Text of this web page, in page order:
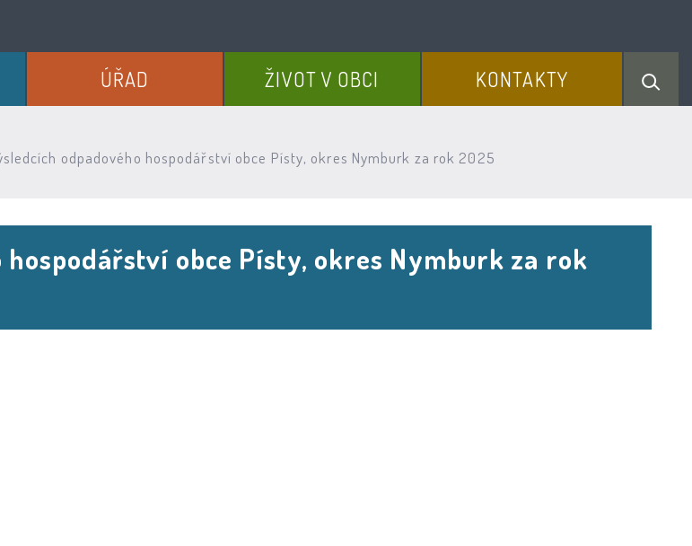
ÚŘAD ŽIVOT V OBCI KONTAKTY
odpadového hospodářství obce Písty, okres Nymburk za rok 2025
obce Písty, okres Nymburk za rok